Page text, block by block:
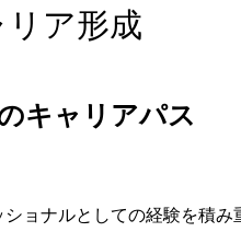
ア形成
キャリアパス
ョナルとしての経験を積み